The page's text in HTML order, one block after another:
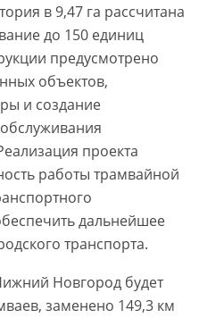
в 9,47 га рассчитана
до 150 единиц
предусмотрено
объектов,
и создание
проекта
работы трамвайной
дальнейшее
транспорта.
Новгород будет
заменено 149,3 км